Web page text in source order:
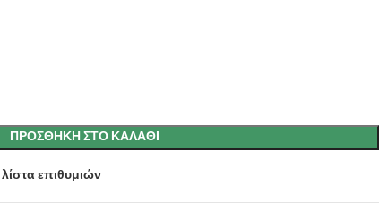
ΠΡΟΣΘΉΚΗ ΣΤΟ ΚΑΛΆΘΙ
επιθυμιών